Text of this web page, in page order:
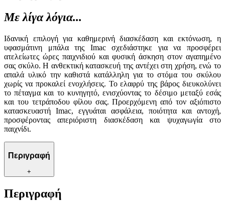
Με λίγα λόγια...
Ιδανική επιλογή για καθημερινή διασκέδαση και εκτόνωση, η
υφασμάτινη μπάλα της Imac σχεδιάστηκε για να προσφέρει
ατελείωτες ώρες παιχνιδιού και φυσική άσκηση στον αγαπημένο
σας σκύλο. Η ανθεκτική κατασκευή της αντέχει στη χρήση, ενώ το
απαλά υλικό την καθιστά κατάλληλη για το στόμα του σκύλου
χωρίς να προκαλεί ενοχλήσεις. Το ελαφρύ της βάρος διευκολύνει
το πέταγμα και το κυνηγητό, ενισχύοντας το δέσιμο μεταξύ εσάς
και του τετράποδου φίλου σας. Προερχόμενη από τον αξιόπιστο
κατασκευαστή Imac, εγγυάται ασφάλεια, ποιότητα και αντοχή,
προσφέροντας απεριόριστη διασκέδαση και ψυχαγωγία στο
παιχνίδι.
Περιγραφή
+
Περιγραφή